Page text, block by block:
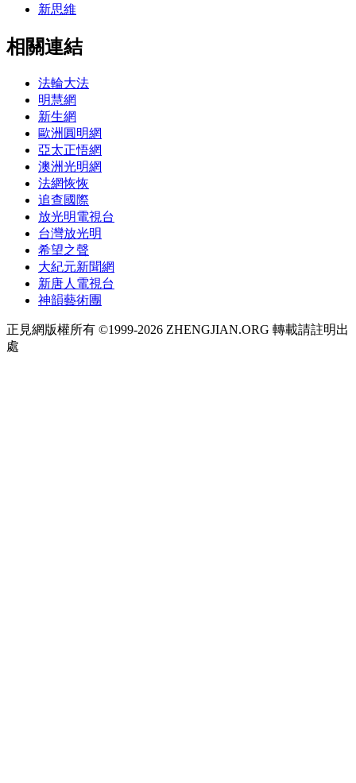
新思維
相關連結
法輪大法
明慧網
新生網
歐洲圓明網
亞太正悟網
澳洲光明網
法網恢恢
追查國際
放光明電視台
台灣放光明
希望之聲
大紀元新聞網
新唐人電視台
神韻藝術團
正見網版權所有 ©1999-2026 ZHENGJIAN.ORG 轉載請註明出
處